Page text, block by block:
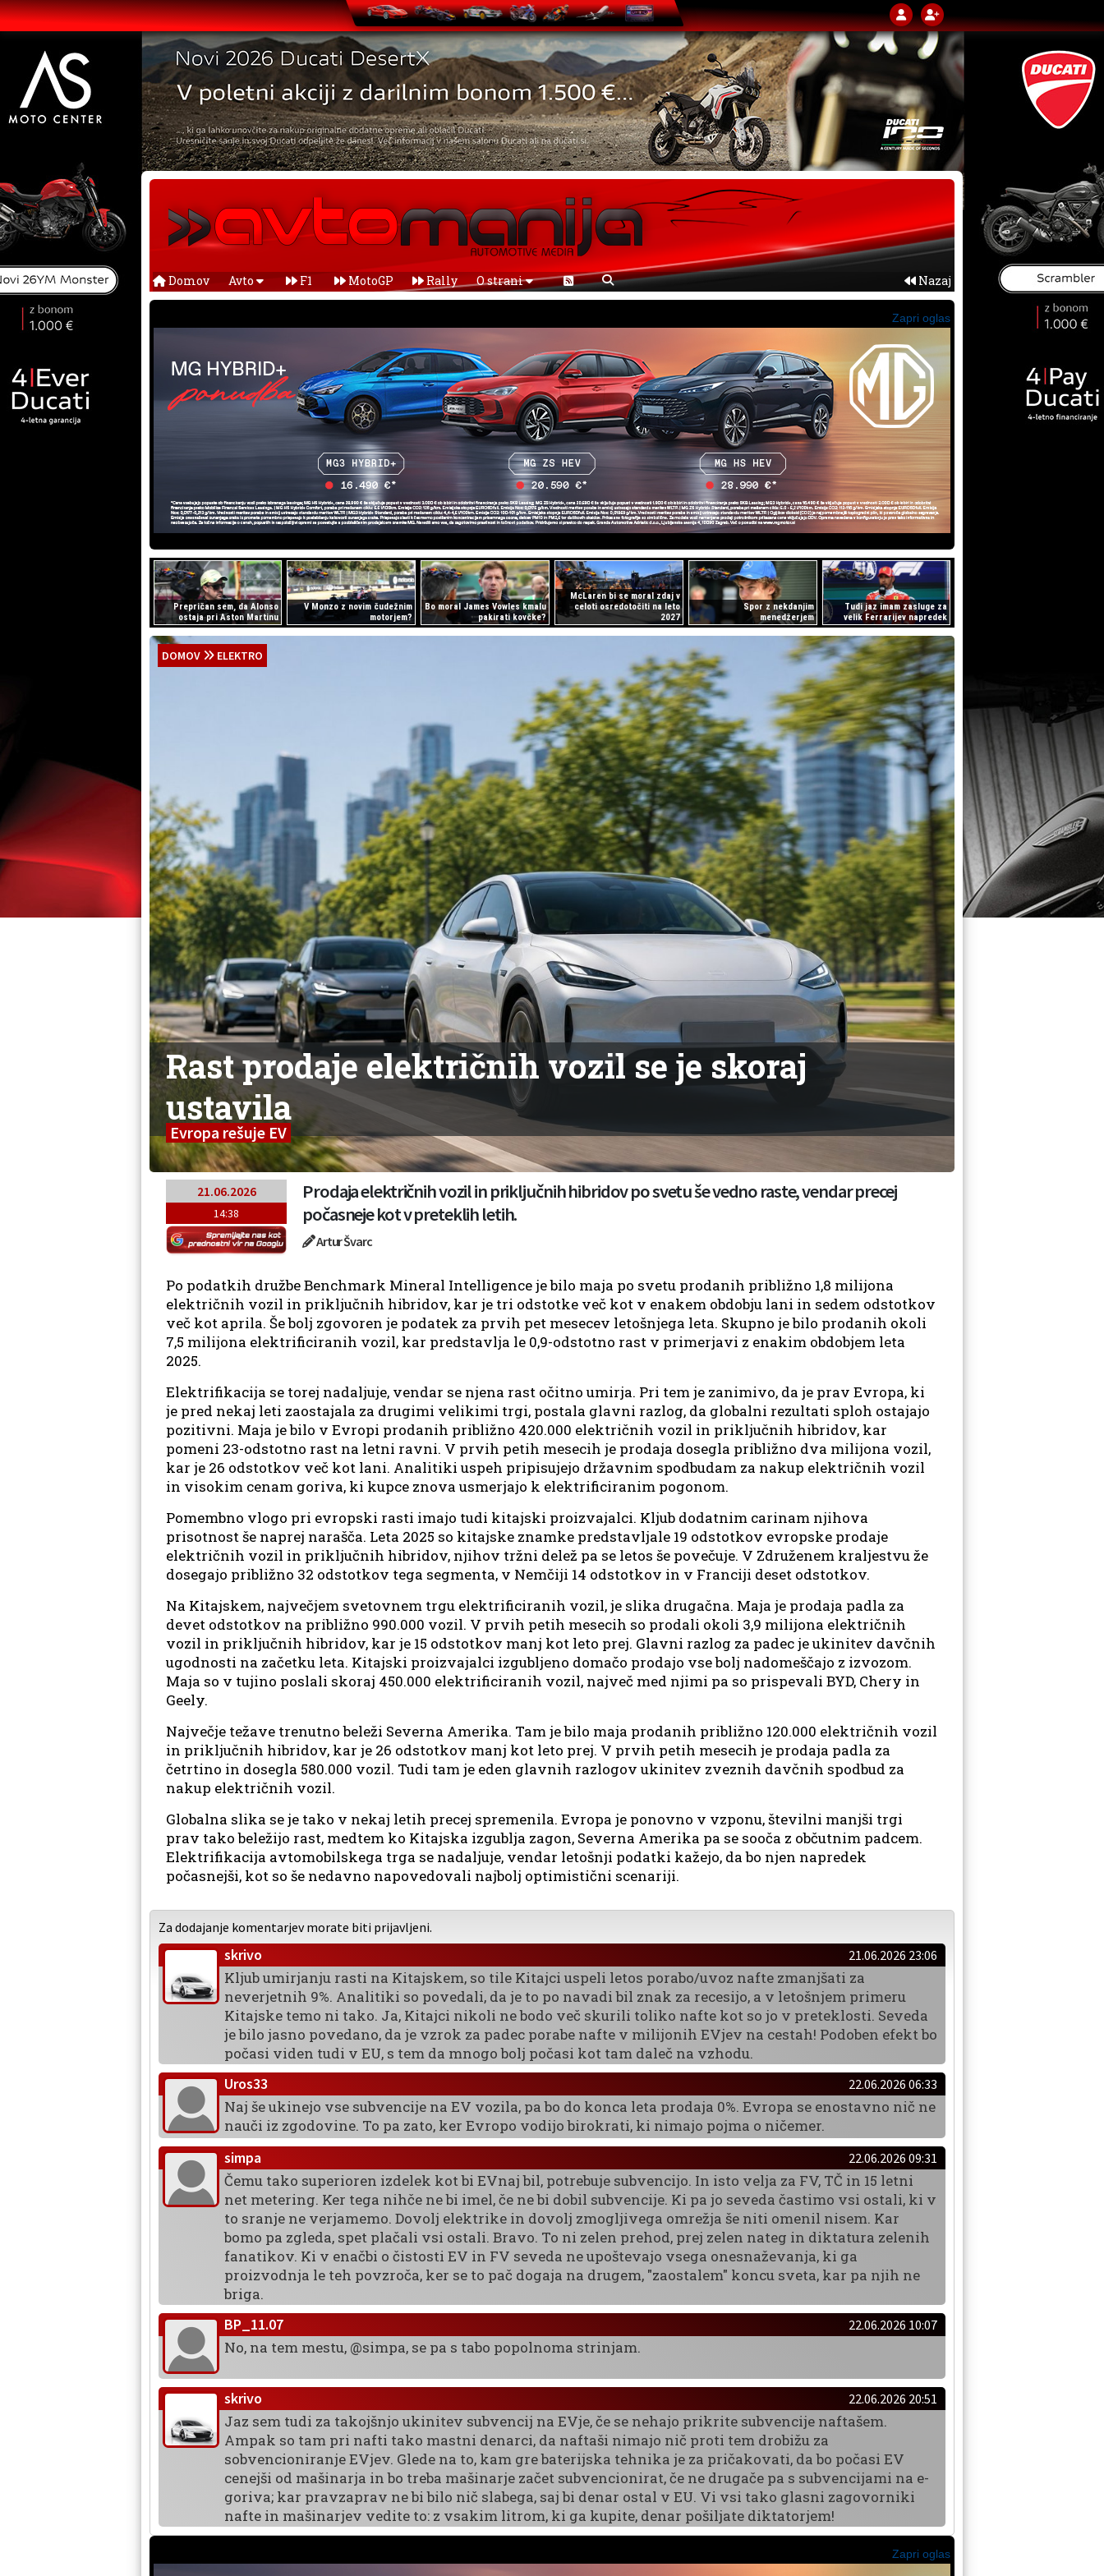
Domov Avto F1 MotoGP Rally O strani Nazaj
Zapri oglas
Prepričan sem, da Alonso
ostaja pri Aston Martinu
V Monzo z novim čudežnim
motorjem?
Bo moral James Vowles kmalu
pakirati kovčke?
McLaren bi se moral zdaj v
celoti osredotočiti na leto
2027
Spor z nekdanjim
menedžerjem
Tudi jaz imam zasluge za
velik Ferrarijev napredek
DOMOV ELEKTRO
Rast prodaje električnih vozil se je skoraj
ustavila
Evropa rešuje EV
21.06.2026
14:38
Prodaja električnih vozil in priključnih hibridov po svetu še vedno raste, vendar precej
počasneje kot v preteklih letih.
Artur Švarc
Po podatkih družbe Benchmark Mineral Intelligence je bilo maja po svetu prodanih približno 1,8 milijona
električnih vozil in priključnih hibridov, kar je tri odstotke več kot v enakem obdobju lani in sedem odstotkov
več kot aprila. Še bolj zgovoren je podatek za prvih pet mesecev letošnjega leta. Skupno je bilo prodanih okoli
7,5 milijona elektrificiranih vozil, kar predstavlja le 0,9-odstotno rast v primerjavi z enakim obdobjem leta
2025.
Elektrifikacija se torej nadaljuje, vendar se njena rast očitno umirja. Pri tem je zanimivo, da je prav Evropa, ki
je pred nekaj leti zaostajala za drugimi velikimi trgi, postala glavni razlog, da globalni rezultati sploh ostajajo
pozitivni. Maja je bilo v Evropi prodanih približno 420.000 električnih vozil in priključnih hibridov, kar
pomeni 23-odstotno rast na letni ravni. V prvih petih mesecih je prodaja dosegla približno dva milijona vozil,
kar je 26 odstotkov več kot lani. Analitiki uspeh pripisujejo državnim spodbudam za nakup električnih vozil
in visokim cenam goriva, ki kupce znova usmerjajo k elektrificiranim pogonom.
Pomembno vlogo pri evropski rasti imajo tudi kitajski proizvajalci. Kljub dodatnim carinam njihova
prisotnost še naprej narašča. Leta 2025 so kitajske znamke predstavljale 19 odstotkov evropske prodaje
električnih vozil in priključnih hibridov, njihov tržni delež pa se letos še povečuje. V Združenem kraljestvu že
dosegajo približno 32 odstotkov tega segmenta, v Nemčiji 14 odstotkov in v Franciji deset odstotkov.
Na Kitajskem, največjem svetovnem trgu elektrificiranih vozil, je slika drugačna. Maja je prodaja padla za
devet odstotkov na približno 990.000 vozil. V prvih petih mesecih so prodali okoli 3,9 milijona električnih
vozil in priključnih hibridov, kar je 15 odstotkov manj kot leto prej. Glavni razlog za padec je ukinitev davčnih
ugodnosti na začetku leta. Kitajski proizvajalci izgubljeno domačo prodajo vse bolj nadomeščajo z izvozom.
Maja so v tujino poslali skoraj 450.000 elektrificiranih vozil, največ med njimi pa so prispevali BYD, Chery in
Geely.
Največje težave trenutno beleži Severna Amerika. Tam je bilo maja prodanih približno 120.000 električnih vozil
in priključnih hibridov, kar je 26 odstotkov manj kot leto prej. V prvih petih mesecih je prodaja padla za
četrtino in dosegla 580.000 vozil. Tudi tam je eden glavnih razlogov ukinitev zveznih davčnih spodbud za
nakup električnih vozil.
Globalna slika se je tako v nekaj letih precej spremenila. Evropa je ponovno v vzponu, številni manjši trgi
prav tako beležijo rast, medtem ko Kitajska izgublja zagon, Severna Amerika pa se sooča z občutnim padcem.
Elektrifikacija avtomobilskega trga se nadaljuje, vendar letošnji podatki kažejo, da bo njen napredek
počasnejši, kot so še nedavno napovedovali najbolj optimistični scenariji.
Za dodajanje komentarjev morate biti prijavljeni.
skrivo 21.06.2026 23:06
Kljub umirjanju rasti na Kitajskem, so tile Kitajci uspeli letos porabo/uvoz nafte zmanjšati za
neverjetnih 9%. Analitiki so povedali, da je to po navadi bil znak za recesijo, a v letošnjem primeru
Kitajske temo ni tako. Ja, Kitajci nikoli ne bodo več skurili toliko nafte kot so jo v preteklosti. Seveda
je bilo jasno povedano, da je vzrok za padec porabe nafte v milijonih EVjev na cestah! Podoben efekt bo
počasi viden tudi v EU, s tem da mnogo bolj počasi kot tam daleč na vzhodu.
Uros33
22.06.2026 06:33
Naj še ukinejo vse subvencije na EV vozila, pa bo do konca leta prodaja 0%. Evropa se enostavno nič ne
nauči iz zgodovine. To pa zato, ker Evropo vodijo birokrati, ki nimajo pojma o ničemer.
simpa
22.06.2026 09:31
Čemu tako superioren izdelek kot bi EVnaj bil, potrebuje subvencijo. In isto velja za FV, TČ in 15 letni
net metering. Ker tega nihče ne bi imel, če ne bi dobil subvencije. Ki pa jo seveda častimo vsi ostali, ki v
to sranje ne verjamemo. Dovolj elektrike in dovolj zmogljivega omrežja še niti omenil nisem. Kar
bomo pa zgleda, spet plačali vsi ostali. Bravo. To ni zelen prehod, prej zelen nateg in diktatura zelenih
fanatikov. Ki v enačbi o čistosti EV in FV seveda ne upoštevajo vsega onesnaževanja, ki ga
proizvodnja le teh povzroča, ker se to pač dogaja na drugem, "zaostalem" koncu sveta, kar pa njih ne
briga.
BP_11.07
22.06.2026 10:07
No, na tem mestu, @simpa, se pa s tabo popolnoma strinjam.
skrivo 22.06.2026 20:51
Jaz sem tudi za takojšnjo ukinitev subvencij na EVje, če se nehajo prikrite subvencije naftašem.
Ampak so tam pri nafti tako mastni denarci, da naftaši nimajo nič proti tem drobižu za
sobvencioniranje EVjev. Glede na to, kam gre baterijska tehnika je za pričakovati, da bo počasi EV
cenejši od mašinarja in bo treba mašinarje začet subvencionirat, če ne drugače pa s subvencijami na e-
goriva; kar pravzaprav ne bi bilo nič slabega, saj bi denar ostal v EU. Vi vsi tako glasni zagovorniki
nafte in mašinarjev vedite to: z vsakim litrom, ki ga kupite, denar pošiljate diktatorjem!
Zapri oglas